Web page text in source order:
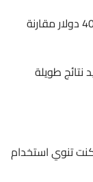
: توفّر أكثر من 40 دولار مقارنة
نتائج طويلة
كنت تنوي استخدام